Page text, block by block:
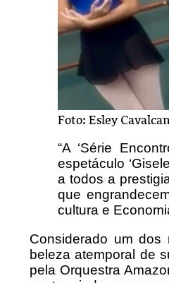
Foto: Esley
“A ‘Série
espetáculo
a todos a
que
cultura e
Considerado um dos
beleza atemporal de
pela Orquestra